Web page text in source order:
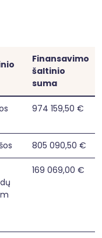
Finansavimo
šaltinio
suma
974 159,50 €
805 090,50 €
169 069,00 €